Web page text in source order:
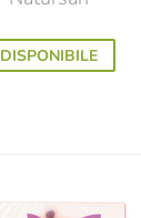
DISPONIBILE